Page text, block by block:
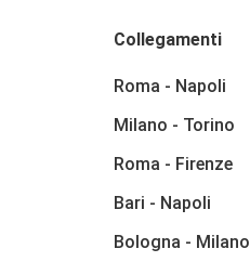
Collegamenti
Roma - Napoli
Milano - Torino
Roma - Firenze
Bari - Napoli
Bologna - Milano